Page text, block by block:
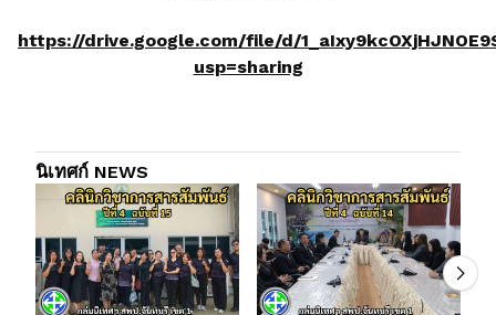
https://drive.google.com/file/d/
usp=sharing
นิเทศก์ NEWS